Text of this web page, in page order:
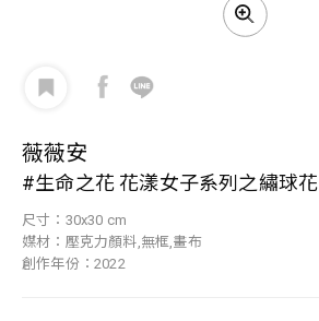
薇薇安
#生命之花 花漾女子系列之繡球花
尺寸：30x30 cm
媒材：壓克力顏料,無框,畫布
創作年份：2022